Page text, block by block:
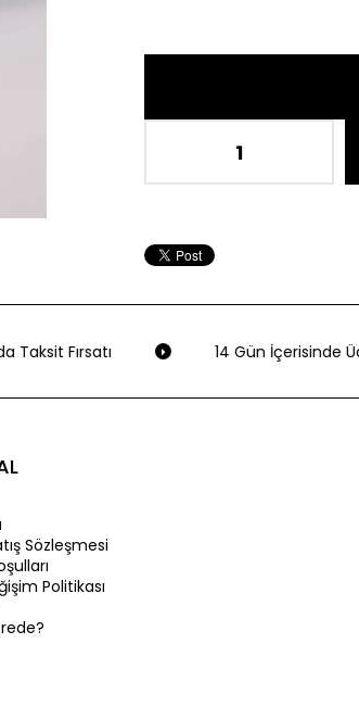
Taksit Fırsatı 14 Gün İçerisinde
Sözleşmesi
Politikası